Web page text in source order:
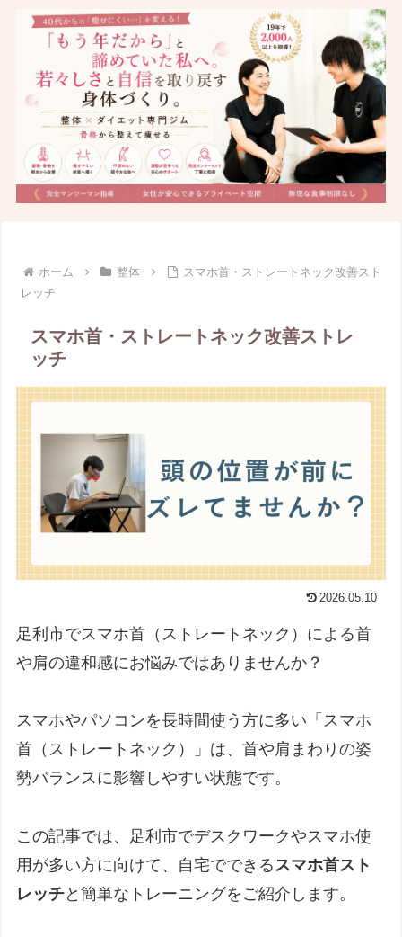
ホーム 整体
スマホ首・ストレートネック改善スト
レッチ
スマホ首・ストレートネック改善ストレ
ッチ
2026.05.10
足利市でスマホ首（ストレートネック）による首
や肩の違和感にお悩みではありませんか？
スマホやパソコンを長時間使う方に多い「スマホ
首（ストレートネック）」は、首や肩まわりの姿
勢バランスに影響しやすい状態です。
この記事では、足利市でデスクワークやスマホ使
用が多い方に向けて、自宅でできる スマホ首スト
レッチと簡単なトレーニングをご紹介します。